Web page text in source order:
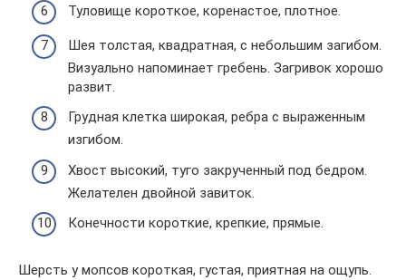
Туловище короткое, коренастое, плотное.
Шея толстая, квадратная, с небольшим загибом.
Визуально напоминает гребень. Загривок хорошо
развит.
Грудная клетка широкая, ребра с выраженным
изгибом.
Хвост высокий, туго закрученный под бедром.
Желателен двойной завиток.
Конечности короткие, крепкие, прямые.
Шерсть у мопсов короткая, густая, приятная на ощупь.